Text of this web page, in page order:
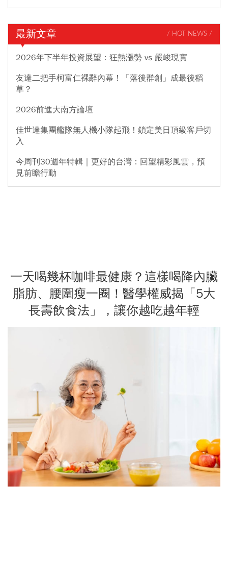
最新文章 / HOT NEWS /
2026年下半年投資展望：狂熱漲勢 vs 嚴峻現實
友達二把手柯富仁裸辭內幕！「落後群創」成最後稻
草？
2026前進大南方論壇
佳世達集團艦隊無人機小隊起飛！鎖定美日頂級客戶切
入
今周刊30週年特輯｜更好的台灣：回望精彩風雲，預
見前瞻行動
一天喝幾杯咖啡最健康？這樣喝降內臟
脂肪、腰圍瘦一圈！醫學權威揭「5大
長壽飲食法」，讓你越吃越年輕